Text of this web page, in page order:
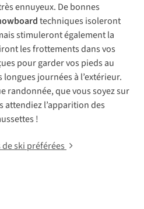
ennuyeux. De bonnes
techniques isoleront
stimuleront également la
les frottements dans vos
pour garder vos pieds au
journées à l’extérieur.
randonnée, que vous soyez sur
attendiez l’apparition des
!
ski préférées